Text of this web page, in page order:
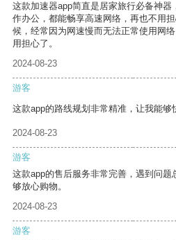
这款加速器app简直是居家旅行必备神
作办公，都能畅享高速网络，再也不用
候，经常因为网速慢而无法正常使用网
用担心了。
2024-08-23
游客
这款app的路线规划非常精准，让我能够
2024-08-23
游客
这款app的售后服务非常完善，遇到问
够放心购物。
2024-08-23
游客